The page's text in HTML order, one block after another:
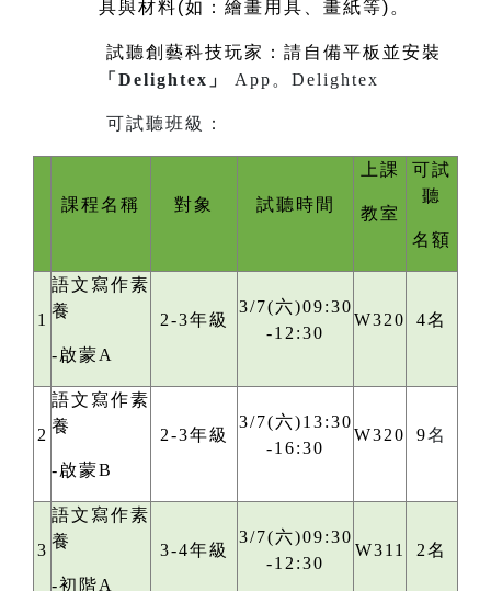
具與材料(如：繪畫用具、畫紙等)。
試聽創藝科技玩家：請自備平板並安裝
「Delightex」
App。 Delightex
可試聽班級：
課程名稱 對象 試聽時間
上課
教室
可試
聽
名額
1
語文寫作素
養
-啟蒙A
2-3年級
3/7(六)09:30
-12:30
W320 4名
2
語文寫作素
養
-啟蒙B
2-3年級
3/7(六)13:30
-16:30
W320 9名
3
語文寫作素
養
-初階A
3-4年級
3/7(六)09:30
-12:30
W311 2名